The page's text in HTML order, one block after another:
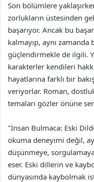
Son bölümlere
zorlukların üstesinden
başarıyor. Ancak bu
kalmayıp, aynı zamanda
güçlendirmekle de ilgili.
karakterler kendileri
hayatlarına farklı bir
veriyorlar. Roman,
temaları gözler önüne
"İnsan Bulmaca: Eski
okuma deneyimi değil,
düşünmeye,
eser. Eski dillerin ve
dünyasında kaybolmak